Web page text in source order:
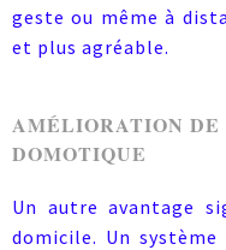
geste ou même à
et plus agréable.
AMÉLIORATION DE
DOMOTIQUE
Un autre avantage
domicile. Un